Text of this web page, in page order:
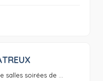
soirées de ...